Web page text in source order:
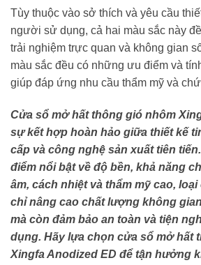
Tùy thuộc vào sở thích và yêu cầu
người sử dụng, cả hai màu sắc này
trải nghiệm trực quan và không gian
màu sắc đều có những ưu điểm và
giúp đáp ứng nhu cầu thẩm mỹ và
Cửa sổ mở hất thông gió nhôm
sự kết hợp hoàn hảo giữa thiết kế
cấp và công nghệ sản xuất tiên
điểm nổi bật về độ bền, khả năng
âm, cách nhiệt và thẩm mỹ cao,
chỉ nâng cao chất lượng không
mà còn đảm bảo an toàn và tiện
dụng. Hãy lựa chọn cửa sổ mở hất
Xingfa Anodized ED để tận hưởng